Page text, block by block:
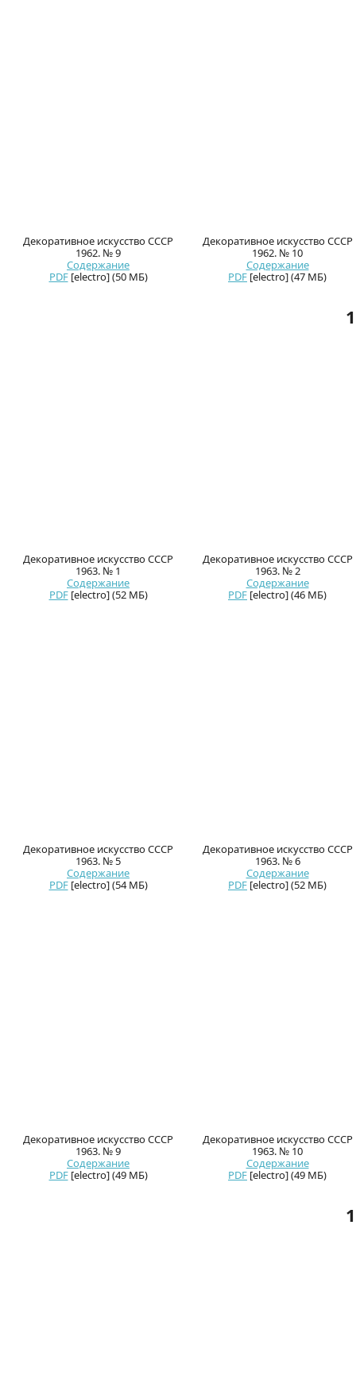
Декоративное искусство СССР
1962. № 9
Содержание
PDF[electro] (50 МБ)
Декоративное искусство СССР
1962. № 10
Содержание
PDF [electro] (47 МБ)
Декоративное искусство СССР
1963. № 1
Содержание
PDF[electro] (52 МБ)
Декоративное искусство СССР
1963. № 2
Содержание
PDF [electro] (46 МБ)
Декоративное искусство СССР
1963. № 5
Содержание
PDF[electro] (54 МБ)
Декоративное искусство СССР
1963. № 6
Содержание
PDF [electro] (52 МБ)
Декоративное искусство СССР
1963. № 9
Содержание
PDF[electro] (49 МБ)
Декоративное искусство СССР
1963. № 10
Содержание
PDF [electro] (49 МБ)